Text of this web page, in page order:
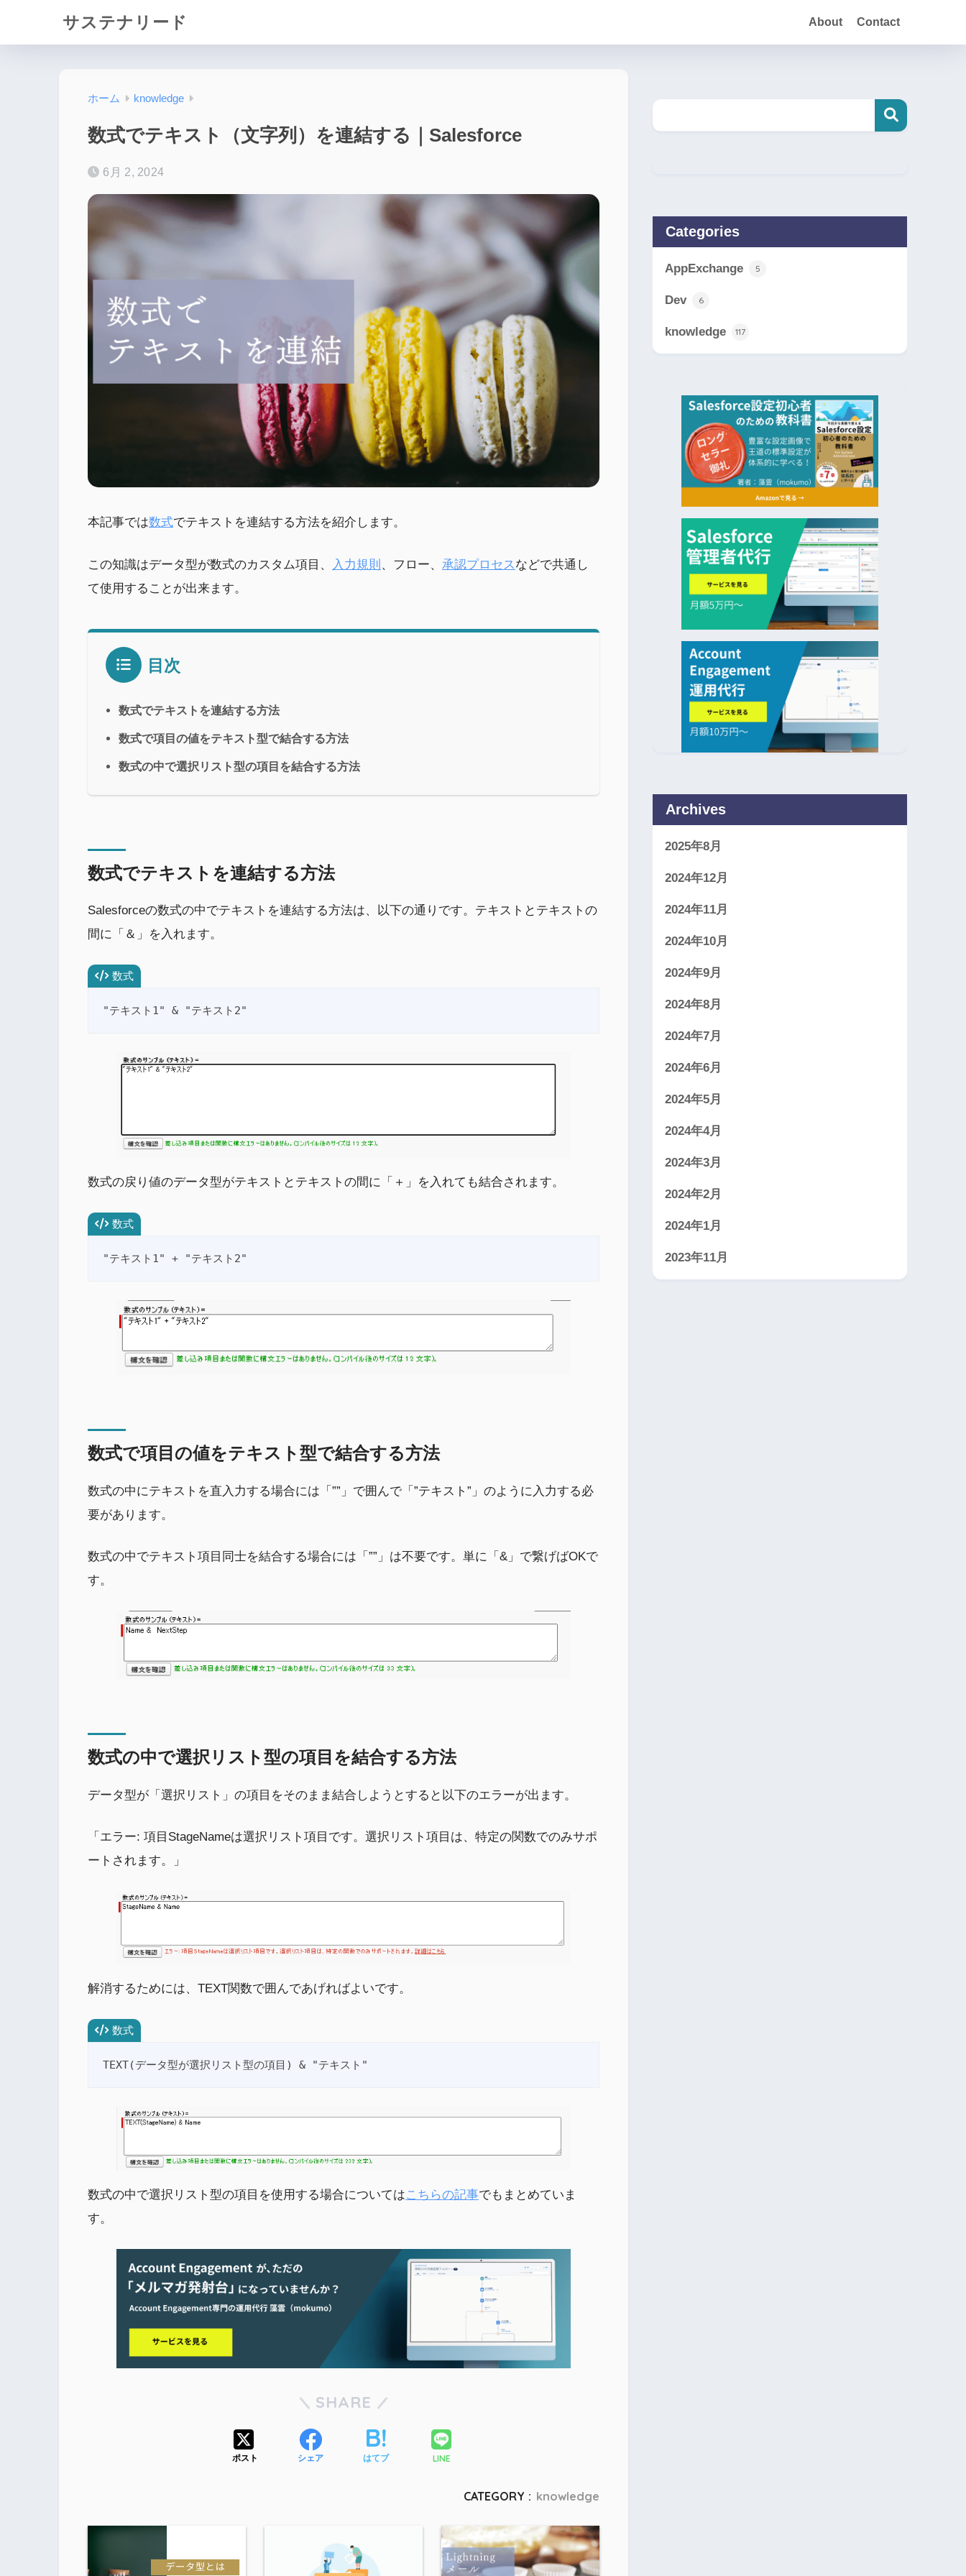
サステナリード About Contact
ホーム knowledge
数式でテキスト（文字列）を連結する｜Salesforce
6月 2, 2024
本記事では数式でテキストを連結する方法を紹介します。
この知識はデータ型が数式のカスタム項目、 入力規則 、フロー、 承認プロセスなどで共通し
て使用することが出来ます。
目次
数式でテキストを連結する方法
数式で項目の値をテキスト型で結合する方法
数式の中で選択リスト型の項目を結合する方法
数式でテキストを連結する方法
Salesforceの数式の中でテキストを連結する方法は、以下の通りです。テキストとテキストの
間に「＆」を入れます。
数式
"テキスト1" & "テキスト2"
数式の戻り値のデータ型がテキストとテキストの間に「＋」を入れても結合されます。
数式
"テキスト1" + "テキスト2"
数式で項目の値をテキスト型で結合する方法
数式の中にテキストを直入力する場合には「””」で囲んで「”テキスト”」のように入力する必
要があります。
数式の中でテキスト項目同士を結合する場合には「””」は不要です。単に「&」で繋げばOKで
す。
数式の中で選択リスト型の項目を結合する方法
データ型が「選択リスト」の項目をそのまま結合しようとすると以下のエラーが出ます。
「エラー: 項目StageNameは選択リスト項目です。選択リスト項目は、特定の関数でのみサポ
ートされます。」
解消するためには、TEXT関数で囲んであげればよいです。
数式
TEXT(データ型が選択リスト型の項目) & "テキスト"
数式の中で選択リスト型の項目を使用する場合についてはこちらの記事でもまとめていま
す。
SHARE
ポスト シェア はてブ LINE
CATEGORY : knowledge
Categories
AppExchange 5
Dev 6
knowledge 117
Archives
2025年8月
2024年12月
2024年11月
2024年10月
2024年9月
2024年8月
2024年7月
2024年6月
2024年5月
2024年4月
2024年3月
2024年2月
2024年1月
2023年11月